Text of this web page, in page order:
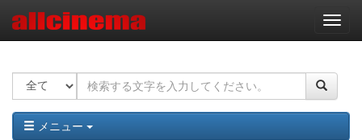
ナ
ビ
ー
ョ
ン
メニュー